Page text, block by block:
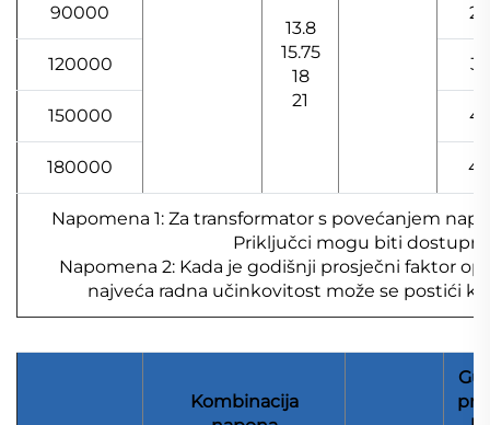
13.8
15.75
18
21
90000
120000
150000
180000
Napomena 1: Za transformator s povećanjem
Priključci mogu biti dostupni
Napomena 2: Kada je godišnji prosječni faktor
najveća radna učinkovitost može se postići
Kombinacija